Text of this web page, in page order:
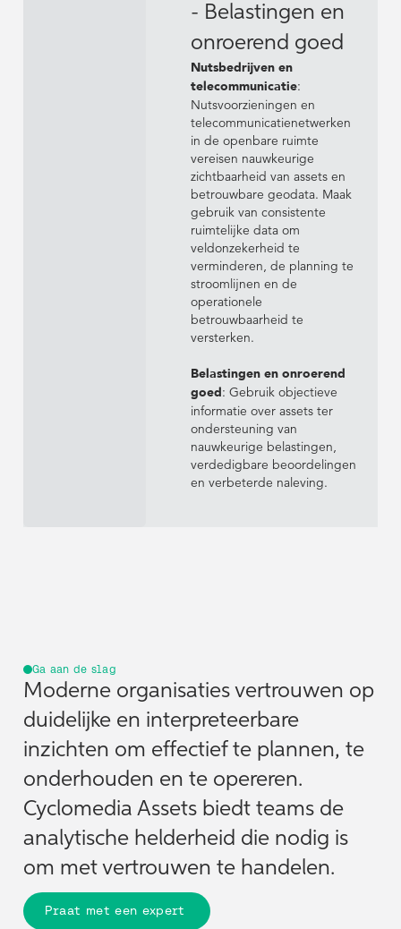
- Belastingen en
onroerend goed
Nutsbedrijven en
telecommunicatie:
Nutsvoorzieningen en
telecommunicatienetwerken
in de openbare ruimte
vereisen nauwkeurige
zichtbaarheid van assets en
betrouwbare geodata. Maak
gebruik van consistente
ruimtelijke data om
veldonzekerheid te
verminderen, de planning te
stroomlijnen en de
operationele
betrouwbaarheid te
versterken.
Belastingen en onroerend
goed: Gebruik objectieve
informatie over assets ter
ondersteuning van
nauwkeurige belastingen,
verdedigbare beoordelingen
en verbeterde naleving.
Ga aan de slag
Moderne organisaties vertrouwen op
duidelijke en interpreteerbare
inzichten om effectief te plannen, te
onderhouden en te opereren.
Cyclomedia Assets biedt teams de
analytische helderheid die nodig is
om met vertrouwen te handelen.
Praat met een expert